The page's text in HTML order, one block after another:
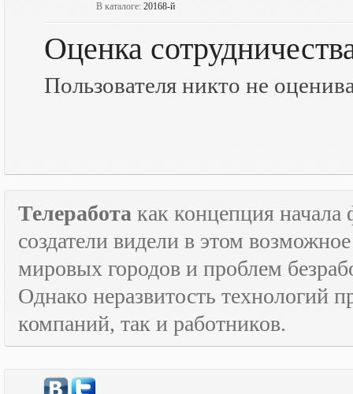
В каталоге: 20168-й
Оценка
Пользователя никто не
Телеработа как концепция начала
создатели видели в этом
мировых городов и проблем
Однако неразвитость технологий
компаний, так и работников.